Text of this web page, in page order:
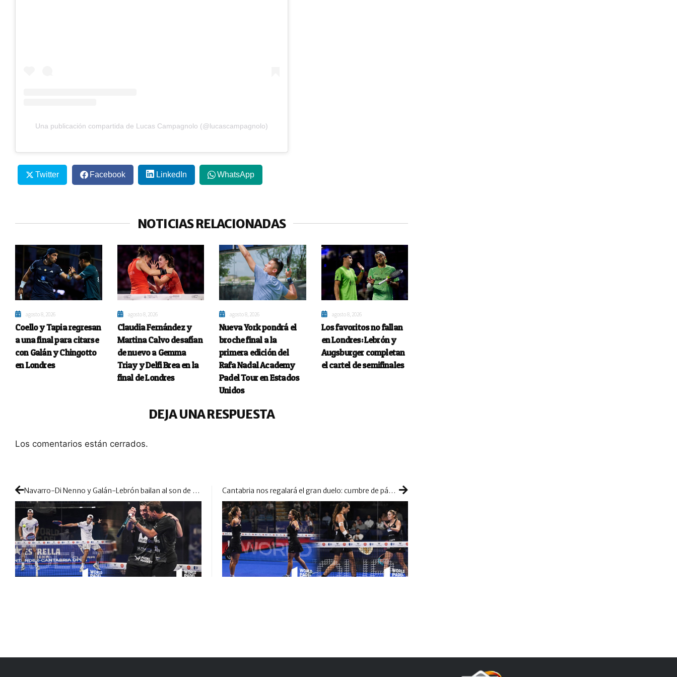
Una publicación compartida de Lucas Campagnolo (@lucascampagnolo)
Twitter Facebook LinkedIn WhatsApp
NOTICIAS RELACIONADAS
agosto 8, 2026
Coello y Tapia regresan
a una final para citarse
con Galán y Chingotto
en Londres
agosto 8, 2026
Claudia Fernández y
Martina Calvo desafían
de nuevo a Gemma
Triay y Delfi Brea en la
final de Londres
agosto 8, 2026
Nueva York pondrá el
broche final a la
primera edición del
Rafa Nadal Academy
Padel Tour en Estados
Unidos
agosto 8, 2026
Los favoritos no fallan
en Londres: Lebrón y
Augsburger completan
el cartel de semifinales
DEJA UNA RESPUESTA
Los comentarios están cerrados.
Navarro-Di Nenno y Galán-Lebrón bailan al son de un pádel muy dominante en cuartos Cantabria nos regalará el gran duelo: cumbre de pádel femenino con Ari y Paula contra Ale y Gemma